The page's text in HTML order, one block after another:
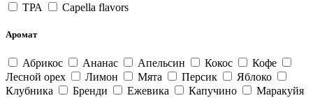
ТРА Capella flavors
Аромат
Абрикос Ананас Апельсин Кокос
Кофе
Лесной орех
Лимон Мята Персик
Яблоко
Клубника
Бренди Ежевика Капучино
Маракуйя